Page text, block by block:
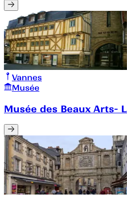
Vannes
Musée
Musée des Beaux Arts-